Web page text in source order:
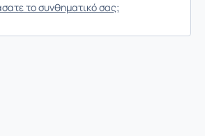
το συνθηματικό σας;